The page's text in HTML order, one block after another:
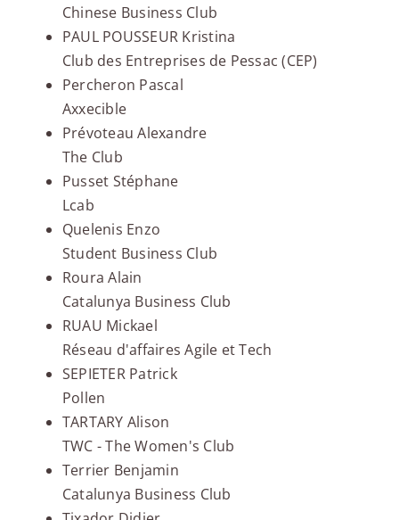
Chinese Business Club
PAUL POUSSEUR Kristina
Club des Entreprises de Pessac (CEP)
Percheron Pascal
Axxecible
Prévoteau Alexandre
The Club
Pusset Stéphane
Lcab
Quelenis Enzo
Student Business Club
Roura Alain
Catalunya Business Club
RUAU Mickael
Réseau d'affaires Agile et Tech
SEPIETER Patrick
Pollen
TARTARY Alison
TWC - The Women's Club
Terrier Benjamin
Catalunya Business Club